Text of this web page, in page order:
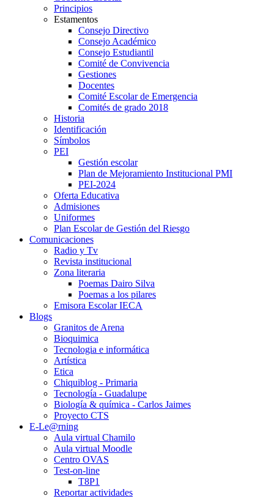
Principios
Estamentos
Consejo Directivo
Consejo Académico
Consejo Estudiantil
Comité de Convivencia
Gestiones
Docentes
Comité Escolar de Emergencia
Comités de grado 2018
Historia
Identificación
Símbolos
PEI
Gestión escolar
Plan de Mejoramiento Institucional PMI
PEI-2024
Oferta Educativa
Admisiones
Uniformes
Plan Escolar de Gestión del Riesgo
Comunicaciones
Radio y Tv
Revista institucional
Zona literaria
Poemas Dairo Silva
Poemas a los pilares
Emisora Escolar IECA
Blogs
Granitos de Arena
Bioquimica
Tecnologia e informática
Artística
Etica
Chiquiblog - Primaria
Tecnología - Guadalupe
Biología & química - Carlos Jaimes
Proyecto CTS
E-Le@rning
Aula virtual Chamilo
Aula virtual Moodle
Centro OVAS
Test-on-line
T8P1
Reportar actividades